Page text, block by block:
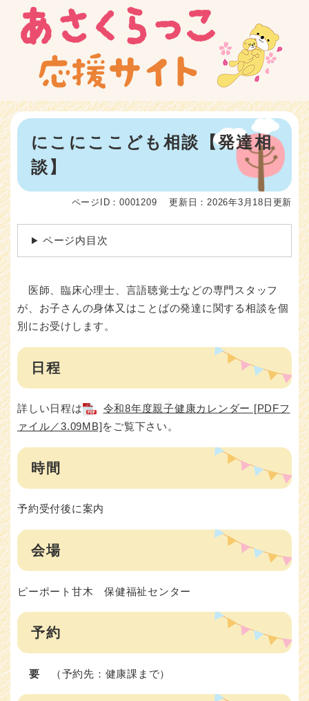
す
。
メニューを飛ばして本文へ
本
にこにここども相談【発達相
談】
ページID：0001209 更新日：2026年3月18日更新
ページ内目次
医師、臨床心理士、言語聴覚士などの専門スタッフ
が、お子さんの身体又はことばの発達に関する相談を個
別にお受けします。
日程
詳しい日程は
令和8年度親子健康カレンダー [PDFフ
ァイル／3.09MB]をご覧下さい。
時間
予約受付後に案内
会場
ピーポート甘木 保健福祉センター
予約
要 （予約先：健康課まで）